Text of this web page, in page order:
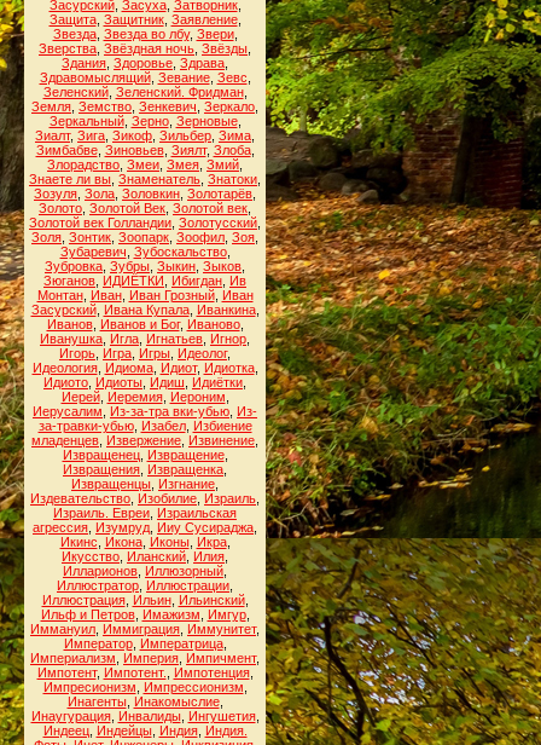
Засурский, Засуха, Затворник,
Защита, Защитник, Заявление,
Звезда, Звезда во лбу, Звери,
Зверства Звёздная ночь Звёзды
Здания Здоровье Здрава
Здравомыслящий, Зевание, Зевс
Зеленский, Зеленский. Фридман,
Земля Земство Зенкевич Зеркало
Зеркальный, Зерно, Зерновые,
Зиалт, Зига Зикоф Зильбер Зима
Зимбабве, Зиновьев, Зиялт, Злоба,
Злорадство Змеи Змея Змий
Знаете ли вы Знаменатель Знатоки
Зозуля Зола Золовкин Золотарёв
Золото Золотой Век Золотой век
Золотой век Голландии Золотусский
Золя Зонтик Зоопарк Зоофил Зоя
Зубаревич Зубоскальство,
Зубровка Зубры Зыкин Зыков
Зюганов ИДИЁТКИ Ибигдан Ив
Монтан, Иван, Иван Грозный, Иван
Засурский, Ивана Купала, Иванкина,
Иванов, Иванов и Бог, Иваново,
Иванушка Игла Игнатьев Игнор
Игорь Игра Игры Идеолог,
Идеология, Идиома, Идиот, Идиотка,
Идиото Идиоты Идиш Идиётки
Иерей, Иеремия, Иероним
Иерусалим
Из-за-тра вки-убью Из-
за-травки-убью, Изабел, Избиение
младенцев Извержение Извинение
Извращенец, Извращение,
Извращения Извращенка
Извращенцы Изгнание
Издевательство Изобилие Израиль
Израиль. Евреи Израильская
агрессия Изумруд Ииу Сусираджа
Икинс
Икона, Иконы, Икра,
Икусство Иланский Илия
Илларионов Иллюзорный
Иллюстратор Иллюстрации
Иллюстрация, Ильин, Ильинский,
Ильф и Петров, Имажизм Имгур,
Иммануил Иммиграция Иммунитет,
Император, Императрица,
Империализм
Империя Импичмент,
Импотент, Импотент. Импотенция,
Импресионизм
Импрессионизм
Инагенты, Инакомыслие,
Инаугурация, Инвалиды, Ингушетия,
Индеец, Индейцы, Индия, Индия.